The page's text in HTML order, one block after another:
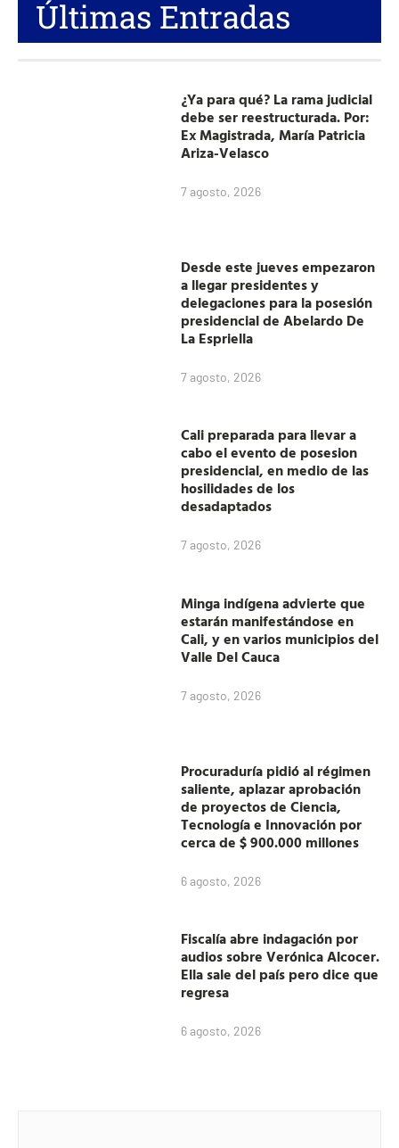
Últimas Entradas
¿Ya para qué? La rama judicial
debe ser reestructurada. Por:
Ex Magistrada, María Patricia
Ariza-Velasco
7 agosto, 2026
Desde este jueves empezaron
a llegar presidentes y
delegaciones para la posesión
presidencial de Abelardo De
La Espriella
7 agosto, 2026
Cali preparada para llevar a
cabo el evento de posesion
presidencial, en medio de las
hosilidades de los
desadaptados
7 agosto, 2026
Minga indígena advierte que
estarán manifestándose en
Cali, y en varios municipios del
Valle Del Cauca
7 agosto, 2026
Procuraduría pidió al régimen
saliente, aplazar aprobación
de proyectos de Ciencia,
Tecnología e Innovación por
cerca de $ 900.000 millones
6 agosto, 2026
Fiscalía abre indagación por
audios sobre Verónica Alcocer.
Ella sale del país pero dice que
regresa
6 agosto, 2026